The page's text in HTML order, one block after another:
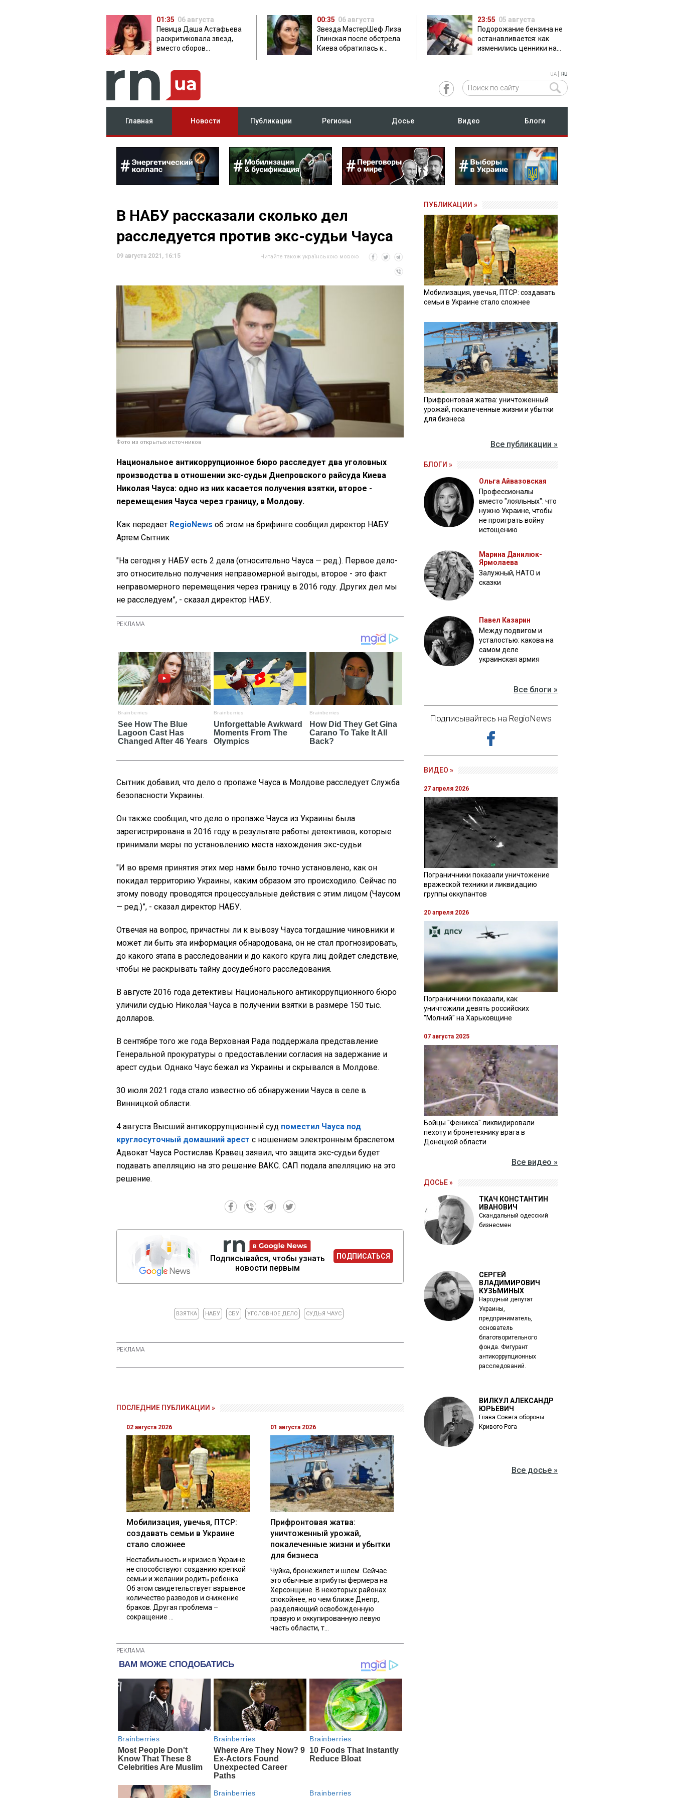
01:35 06 августа
Певица Даша Астафьева
раскритиковала звезд,
вместо сборов
00:35 06 августа
Звезда МастерШеф Лиза
Глинская после обстрела
Киева обратилась к
23:55 05 августа
Подорожание бензина не
останавливается: как
изменились ценники на
UA RU
Главная Новости Публикации Регионы Досье Видео Блоги
В НАБУ рассказали сколько дел
расследуется против экс-судьи Чауса
09 августа 2021, 16:15 Читайте також українською мовою
Фото из открытых источников
Национальное антикоррупционное бюро расследует два уголовных
производства в отношении экс-судьи Днепровского райсуда Киева
Николая Чауса: одно из них касается получения взятки, второе -
перемещения Чауса через границу, в Молдову.
Как передает RegioNews об этом на брифинге сообщил директор НАБУ
Артем Сытник
"На сегодня у НАБУ есть 2 дела (относительно Чауса — ред.). Первое дело-
это относительно получения неправомерной выгоды, второе - это факт
неправомерного перемещения через границу в 2016 году. Других дел мы
не расследуем”, - сказал директор НАБУ.
Сытник добавил, что дело о пропаже Чауса в Молдове расследует Служба
безопасности Украины.
Он также сообщил, что дело о пропаже Чауса из Украины была
зарегистрирована в 2016 году в результате работы детективов, которые
принимали меры по установлению места нахождения экс-судьи
"И во время принятия этих мер нами было точно установлено, как он
покидал территорию Украины, каким образом это происходило. Сейчас по
этому поводу проводятся процессуальные действия с этим лицом (Чаусом
— ред.)”, - сказал директор НАБУ.
Отвечая на вопрос, причастны ли к вывозу Чауса тогдашние чиновники и
может ли быть эта информация обнародована, он не стал прогнозировать,
до какого этапа в расследовании и до какого круга лиц дойдет следствие,
чтобы не раскрывать тайну досудебного расследования.
В августе 2016 года детективы Национального антикоррупционного бюро
уличили судью Николая Чауса в получении взятки в размере 150 тыс.
долларов.
В сентябре того же года Верховная Рада поддержала представление
Генеральной прокуратуры о предоставлении согласия на задержание и
арест судьи. Однако Чаус бежал из Украины и скрывался в Молдове.
30 июля 2021 года стало известно об обнаружении Чауса в селе в
Винницкой области.
4 августа Высший антикоррупционный суд поместил Чауса под
круглосуточный домашний арест с ношением электронным браслетом.
Адвокат Чауса Ростислав Кравец заявил, что защита экс-судьи будет
подавать апелляцию на это решение ВАКС. САП подала апелляцию на это
решение.
Подписывайся, чтобы узнать
новости первым
ПОДПИСАТЬСЯ
ВЗЯТКА НАБУ СБУ УГОЛОВНОЕ ДЕЛО СУДЬЯ ЧАУС
ПОСЛЕДНИЕ ПУБЛИКАЦИИ »
02 августа 2026
Мобилизация, увечья, ПТСР:
создавать семьи в Украине
стало сложнее
Нестабильность и кризис в Украине
не способствуют созданию крепкой
семьи и желании родить ребенка.
Об этом свидетельствует взрывное
количество разводов и снижение
браков. Другая проблема –
сокращение ...
01 августа 2026
Прифронтовая жатва:
уничтоженный урожай,
покалеченные жизни и убытки
для бизнеса
Чуйка, бронежилет и шлем. Сейчас
это обычные атрибуты фермера на
Херсонщине. В некоторых районах
спокойнее, но чем ближе Днепр,
разделяющий освобожденную
правую и оккупированную левую
часть области, т...
ПУБЛИКАЦИИ »
Мобилизация, увечья, ПТСР: создавать
семьи в Украине стало сложнее
Прифронтовая жатва: уничтоженный
урожай, покалеченные жизни и убытки
для бизнеса
Все публикации »
БЛОГИ »
Ольга Айвазовская
Профессионалы
вместо "лояльных": что
нужно Украине, чтобы
не проиграть войну
истощению
Марина Данилюк-
Ярмолаева
Залужный, НАТО и
сказки
Павел Казарин
Между подвигом и
усталостью: какова на
самом деле
украинская армия
Все блоги »
Подписывайтесь на RegioNews
ВИДЕО »
27 апреля 2026
Пограничники показали уничтожение
вражеской техники и ликвидацию
группы оккупантов
20 апреля 2026
Пограничники показали, как
уничтожили девять российских
"Молний" на Харьковщине
07 августа 2025
Бойцы "Феникса" ликвидировали
пехоту и бронетехнику врага в
Донецкой области
Все видео »
ДОСЬЕ »
ТКАЧ КОНСТАНТИН
ИВАНОВИЧ
Скандальный одесский
бизнесмен
СЕРГЕЙ
ВЛАДИМИРОВИЧ
КУЗЬМИНЫХ
Народный депутат
Украины,
предприниматель,
основатель
благотворительного
фонда. Фигурант
антикоррупционных
расследований.
ВИЛКУЛ АЛЕКСАНДР
ЮРЬЕВИЧ
Глава Совета обороны
Кривого Рога
Все досье »